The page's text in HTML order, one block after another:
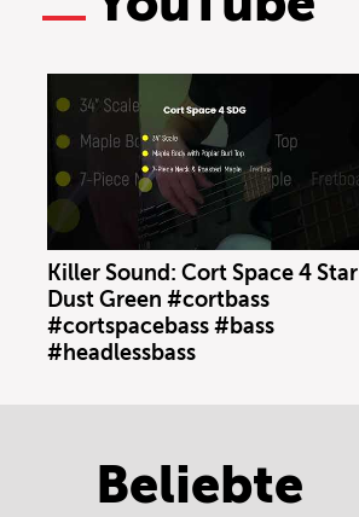
Killer Sound: Cort Space 4 Star
Dust Green #cortbass
#cortspacebass #bass
#headlessbass
Beliebte